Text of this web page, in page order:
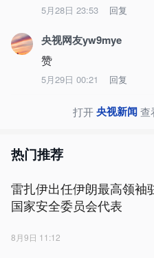
5月28日 23:53 回复
央视网友yw9mye
赞
5月29日 00:21 回复
打开央视新闻查
热门推荐
雷扎伊出任伊朗最高领袖
国家安全委员会代表
8月9日 11:12